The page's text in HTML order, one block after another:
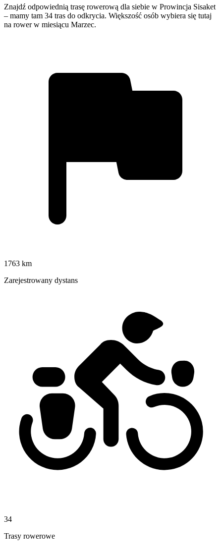
Znajdź odpowiednią trasę rowerową dla siebie w Prowincja Sisaket
– mamy tam 34 tras do odkrycia. Większość osób wybiera się tutaj
na rower w miesiącu Marzec.
1763 km
Zarejestrowany dystans
34
Trasy rowerowe